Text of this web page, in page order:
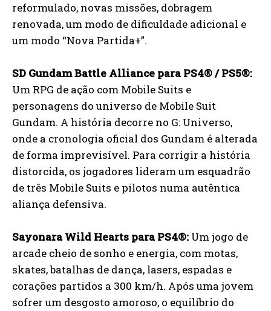
reformulado, novas missões, dobragem
renovada, um modo de dificuldade adicional e
um modo “Nova Partida+”.
SD Gundam Battle Alliance para PS4® / PS5®:
Um RPG de ação com Mobile Suits e
personagens do universo de Mobile Suit
Gundam. A história decorre no G: Universo,
onde a cronologia oficial dos Gundam é alterada
de forma imprevisível. Para corrigir a história
distorcida, os jogadores lideram um esquadrão
de três Mobile Suits e pilotos numa autêntica
aliança defensiva.
Sayonara Wild Hearts para PS4®: Um jogo de
arcade cheio de sonho e energia, com motas,
skates, batalhas de dança, lasers, espadas e
corações partidos a 300 km/h. Após uma jovem
sofrer um desgosto amoroso, o equilíbrio do